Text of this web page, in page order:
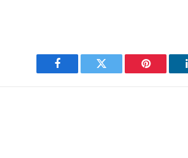
Facebook Twitter Pinterest